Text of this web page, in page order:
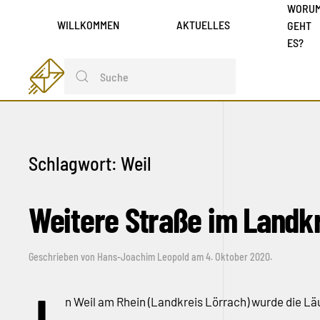
WILLKOMMEN AKTUELLES
GEHT
ES?
Schlagwort: Weil
Weitere Straße im
Geschrieben von Hans-Joachim Leopold am4. Oktober 2020.
n Weil am Rhein (Landkreis Lörrach) wurde die